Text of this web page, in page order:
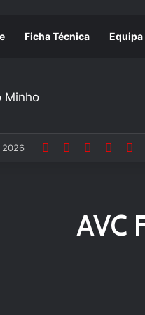
Ficha Técnica Equipa
2026
AVC